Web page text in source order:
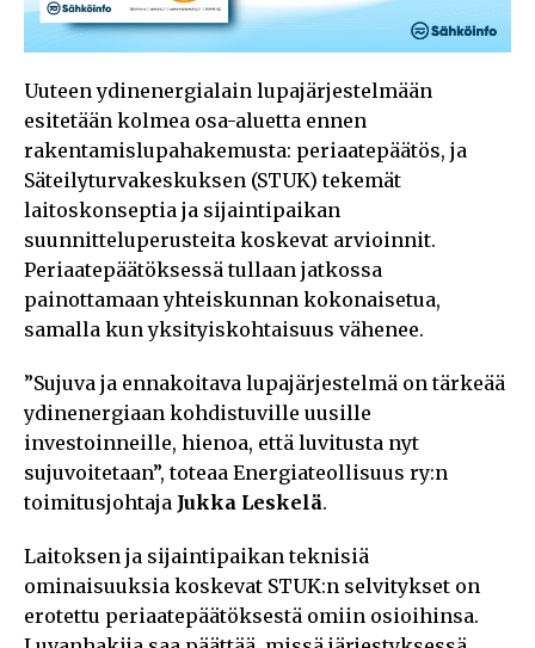
Uuteen ydinenergialain lupajärjestelmään
esitetään kolmea osa-aluetta ennen
rakentamislupahakemusta: periaatepäätös, ja
Säteilyturvakeskuksen (STUK) tekemät
laitoskonseptia ja sijaintipaikan
suunnitteluperusteita koskevat arvioinnit.
Periaatepäätöksessä tullaan jatkossa
painottamaan yhteiskunnan kokonaisetua,
samalla kun yksityiskohtaisuus vähenee.
”Sujuva ja ennakoitava lupajärjestelmä on tärkeää
ydinenergiaan kohdistuville uusille
investoinneille, hienoa, että luvitusta nyt
sujuvoitetaan”, toteaa Energiateollisuus ry:n
toimitusjohtaja Jukka Leskelä.
Laitoksen ja sijaintipaikan teknisiä
ominaisuuksia koskevat STUK:n selvitykset on
erotettu periaatepäätöksestä omiin osioihinsa.